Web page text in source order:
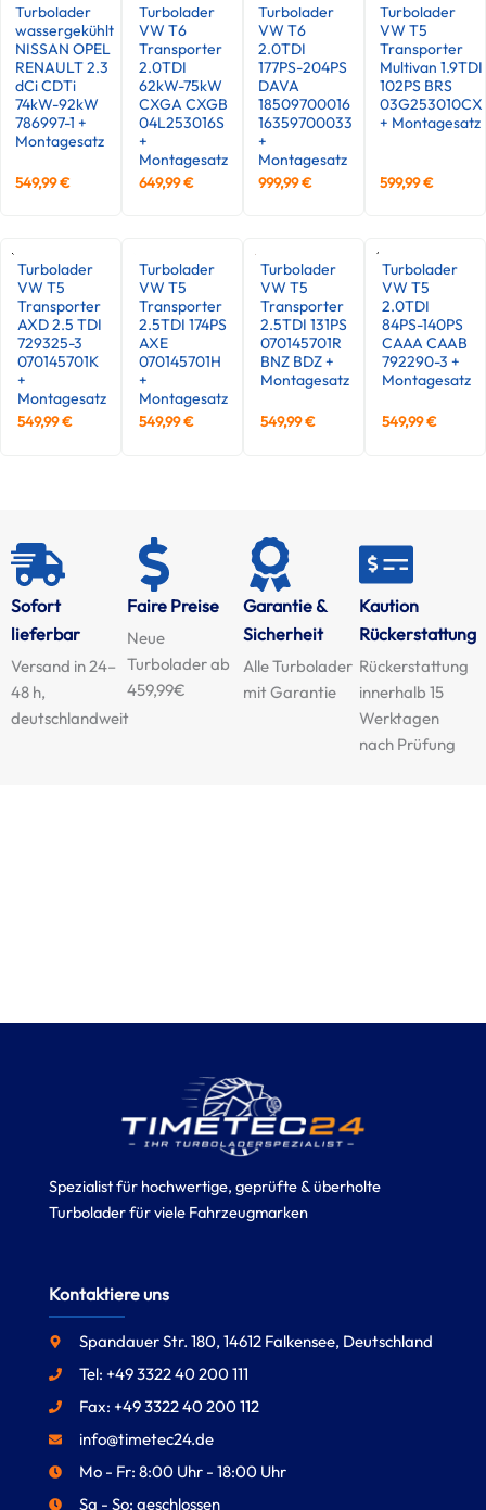
Turbolader
wassergekühlt
NISSAN OPEL
RENAULT 2.3
dCi CDTi
74kW-92kW
786997-1 +
Montagesatz
549,99€
Turbolader
VW T6
Transporter
2.0TDI
62kW-75kW
CXGA CXGB
04L253016S
+
Montagesatz
649,99€
Turbolader
VW T6
2.0TDI
177PS-204PS
DAVA
18509700016
16359700033
+
Montagesatz
999,99€
Turbolader
VW T5
Transporter
Multivan 1.9TDI
102PS BRS
03G253010CX
+ Montagesatz
599,99€
Turbolader
VW T5
Transporter
AXD 2.5 TDI
729325-3
070145701K
+
Montagesatz
549,99€
Turbolader
VW T5
Transporter
2.5TDI 174PS
AXE
070145701H
+
Montagesatz
549,99€
Turbolader
VW T5
Transporter
2.5TDI 131PS
070145701R
BNZ BDZ +
Montagesatz
549,99€
Turbolader
VW T5
2.0TDI
84PS-140PS
CAAA CAAB
792290-3 +
Montagesatz
549,99€
Sofort
lieferbar
Versand in 24–
48 h,
deutschlandweit
Faire Preise
Neue
Turbolader ab
459,99€
Garantie &
Sicherheit
Alle Turbolader
mit Garantie
Kaution
Rückerstattung
Rückerstattung
innerhalb 15
Werktagen
nach Prüfung
Spezialist für hochwertige, geprüfte & überholte
Turbolader für viele Fahrzeugmarken
Kontaktiere uns
Spandauer Str. 180, 14612 Falkensee, Deutschland
Tel: +49 3322 40 200 111
Fax: +49 3322 40 200 112
info@timetec24.de
Mo - Fr: 8:00 Uhr - 18:00 Uhr
Sa - So: geschlossen